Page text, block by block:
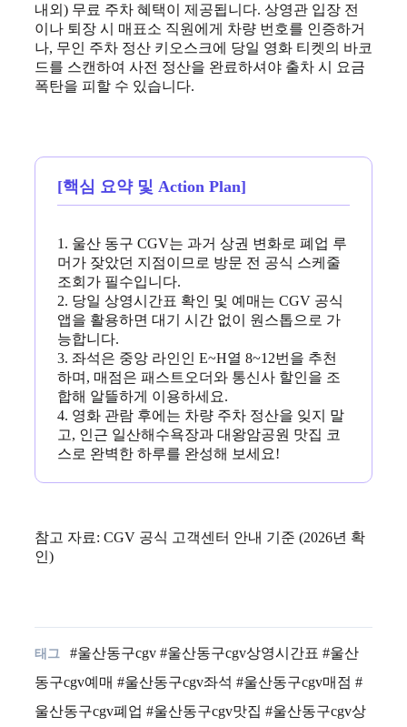
내외) 무료 주차 혜택이 제공됩니다. 상영관 입장 전
이나 퇴장 시 매표소 직원에게 차량 번호를 인증하거
나, 무인 주차 정산 키오스크에 당일 영화 티켓의 바코
드를 스캔하여 사전 정산을 완료하셔야 출차 시 요금
폭탄을 피할 수 있습니다.
[핵심 요약 및 Action Plan]
1. 울산 동구 CGV는 과거 상권 변화로 폐업 루
머가 잦았던 지점이므로 방문 전 공식 스케줄
조회가 필수입니다.
2. 당일 상영시간표 확인 및 예매는 CGV 공식
앱을 활용하면 대기 시간 없이 원스톱으로 가
능합니다.
3. 좌석은 중앙 라인인 E~H열 8~12번을 추천
하며, 매점은 패스트오더와 통신사 할인을 조
합해 알뜰하게 이용하세요.
4. 영화 관람 후에는 차량 주차 정산을 잊지 말
고, 인근 일산해수욕장과 대왕암공원 맛집 코
스로 완벽한 하루를 완성해 보세요!
참고 자료: CGV 공식 고객센터 안내 기준 (2026년 확
인)
#울산동구cgv #울산동구cgv상영시간표 #울산
동구cgv예매 #울산동구cgv좌석 #울산동구cgv매점 #
울산동구cgv폐업 #울산동구cgv맛집 #울산동구cgv상